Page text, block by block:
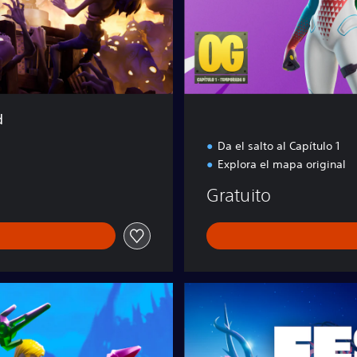
n
e
s
Da el salto al Capítulo 1
Explora el mapa original
Gratuito
t